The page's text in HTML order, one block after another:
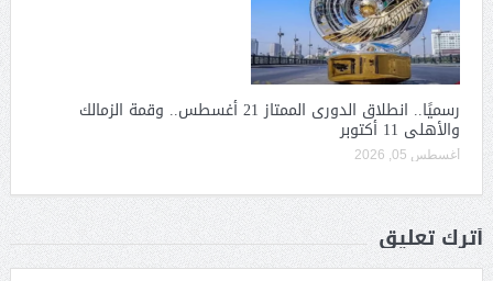
رسميًا.. انطلاق الدورى الممتاز 21 أغسطس.. وقمة الزمالك
والأهلى 11 أكتوبر
أغسطس 05, 2026
أترك تعليق